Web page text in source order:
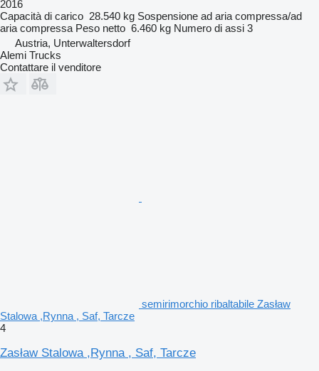
2016
Capacità di carico 28.540 kg Sospensione ad aria compressa/ad
aria compressa Peso netto 6.460 kg Numero di assi 3
Austria, Unterwaltersdorf
Alemi Trucks
Contattare il venditore
semirimorchio ribaltabile Zasław
Stalowa ,Rynna , Saf, Tarcze
4
Zasław Stalowa ,Rynna , Saf, Tarcze